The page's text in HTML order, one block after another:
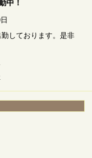
中！
しております。是非